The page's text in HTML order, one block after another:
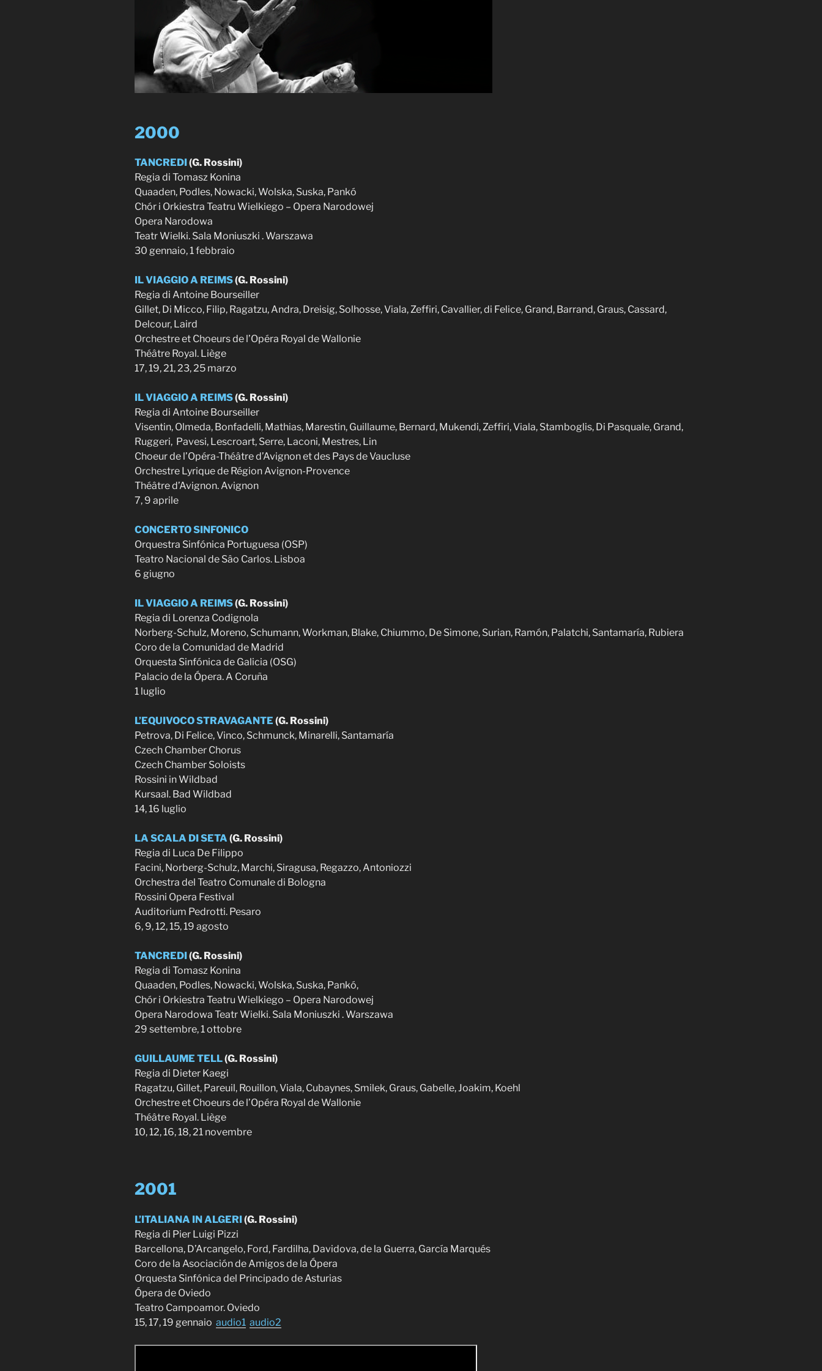
2000
TANCREDI(G. Rossini)
Regia di Tomasz Konina
Quaaden, Podles, Nowacki, Wolska, Suska, Pankó
Chór i Orkiestra Teatru Wielkiego – Opera Narodowej
Opera Narodowa
Teatr Wielki. Sala Moniuszki . Warszawa
30 gennaio, 1 febbraio
IL VIAGGIO A REIMS(G. Rossini)
Regia di Antoine Bourseiller
Gillet, Di Micco, Filip, Ragatzu, Andra, Dreisig, Solhosse, Viala, Zeffiri, Cavallier, di Felice, Grand, Barrand, Graus, Cassard,
Delcour, Laird
Orchestre et Choeurs de l’Opéra Royal de Wallonie
Théâtre Royal. Liège
17, 19, 21, 23, 25 marzo
IL VIAGGIO A REIMS(G. Rossini)
Regia di Antoine Bourseiller
Visentin, Olmeda, Bonfadelli, Mathias, Marestin, Guillaume, Bernard, Mukendi, Zeffiri, Viala, Stamboglis, Di Pasquale, Grand,
Ruggeri, Pavesi, Lescroart, Serre, Laconi, Mestres, Lin
Choeur de l’Opéra-Théâtre d’Avignon et des Pays de Vaucluse
Orchestre Lyrique de Région Avignon-Provence
Théâtre d’Avignon. Avignon
7, 9 aprile
CONCERTO SINFONICO
Orquestra Sinfónica Portuguesa (OSP)
Teatro Nacional de Sâo Carlos. Lisboa
6 giugno
IL VIAGGIO A REIMS(G. Rossini)
Regia di Lorenza Codignola
Norberg-Schulz, Moreno, Schumann, Workman, Blake, Chiummo, De Simone, Surian, Ramón, Palatchi, Santamaría, Rubiera
Coro de la Comunidad de Madrid
Orquesta Sinfónica de Galicia (OSG)
Palacio de la Ópera. A Coruña
1 luglio
L’EQUIVOCO STRAVAGANTE (G. Rossini)
Petrova, Di Felice, Vinco, Schmunck, Minarelli, Santamaría
Czech Chamber Chorus
Czech Chamber Soloists
Rossini in Wildbad
Kursaal. Bad Wildbad
14, 16 luglio
LA SCALA DI SETA (G. Rossini)
Regia di Luca De Filippo
Facini, Norberg-Schulz, Marchi, Siragusa, Regazzo, Antoniozzi
Orchestra del Teatro Comunale di Bologna
Rossini Opera Festival
Auditorium Pedrotti. Pesaro
6, 9, 12, 15, 19 agosto
TANCREDI(G. Rossini)
Regia di Tomasz Konina
Quaaden, Podles, Nowacki, Wolska, Suska, Pankó,
Chór i Orkiestra Teatru Wielkiego – Opera Narodowej
Opera Narodowa Teatr Wielki. Sala Moniuszki . Warszawa
29 settembre, 1 ottobre
GUILLAUME TELL(G. Rossini)
Regia di Dieter Kaegi
Ragatzu, Gillet, Pareuil, Rouillon, Viala, Cubaynes, Smilek, Graus, Gabelle, Joakim, Koehl
Orchestre et Choeurs de l’Opéra Royal de Wallonie
Théâtre Royal. Liège
10, 12, 16, 18, 21 novembre
2001
L’ITALIANA IN ALGERI(G. Rossini)
Regia di Pier Luigi Pizzi
Barcellona, D’Arcangelo, Ford, Fardilha, Davidova, de la Guerra, García Marqués
Coro de la Asociación de Amigos de la Ópera
Orquesta Sinfónica del Principado de Asturias
Ópera de Oviedo
Teatro Campoamor. Oviedo
15, 17, 19 gennaio audio1 audio2